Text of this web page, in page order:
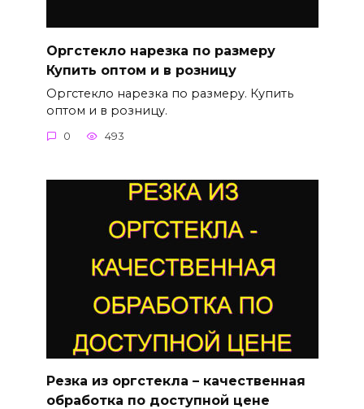
Оргстекло нарезка по размеру
Купить оптом и в розницу
Оргстекло нарезка по размеру. Купить
оптом и в розницу.
0 493
Резка из оргстекла – качественная
обработка по доступной цене